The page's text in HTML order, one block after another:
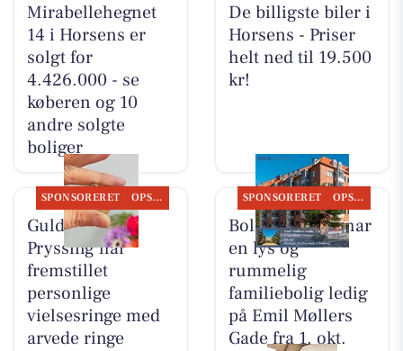
Mirabellehegnet
14 i Horsens er
solgt for
4.426.000 - se
køberen og 10
andre solgte
boliger
De billigste biler i
Horsens - Priser
helt ned til 19.500
kr!
SPONSORERET OPSLAGSTAVLEN
Guldsmed
Pryssing har
fremstillet
personlige
vielsesringe med
arvede ringe
SPONSORERET OPSLAGSTAVLEN
Bolig Horsens har
en lys og
rummelig
familiebolig ledig
på Emil Møllers
Gade fra 1. okt.